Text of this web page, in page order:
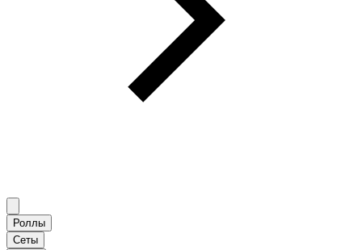
Роллы
Сеты